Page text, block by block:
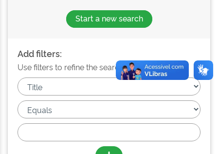
Start a new search
Add filters:
Use filters to refine the search results.